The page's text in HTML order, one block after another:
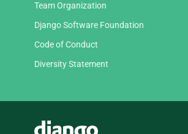
Team Organization
Django Software Foundation
Code of Conduct
Diversity Statement